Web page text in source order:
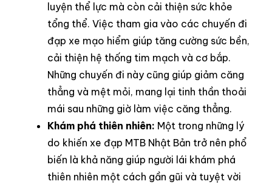
luyện thể lực mà còn cải thiện sức khỏe
tổng thể. Việc tham gia vào các chuyến đi
đạp xe mạo hiểm giúp tăng cường sức bền,
cải thiện hệ thống tim mạch và cơ bắp.
Những chuyến đi này cũng giúp giảm căng
thẳng và mệt mỏi, mang lại tinh thần thoải
mái sau những giờ làm việc căng thẳng.
Khám phá thiên nhiên: Một trong những lý
do khiến xe đạp MTB Nhật Bản trở nên phổ
biến là khả năng giúp người lái khám phá
thiên nhiên một cách gần gũi và tuyệt vời